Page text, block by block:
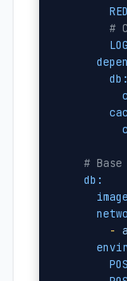
#
db:
# Base
db:
-